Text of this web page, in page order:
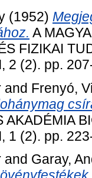
(1952)
A
FIZIKAI
2 (2). pp.
and Frenyó,
AKADÉMIA
1 (2). pp.
and Garay,